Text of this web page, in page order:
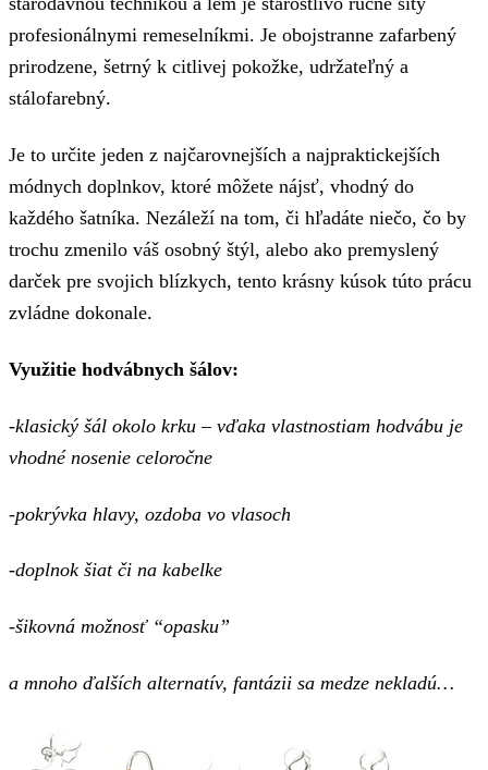
profesionálnymi remeselníkmi. Je obojstranne zafarbený
prirodzene, šetrný k citlivej pokožke, udržateľný a
stálofarebný.
Je to určite jeden z najčarovnejších a najpraktickejších
módnych doplnkov, ktoré môžete nájsť, vhodný do
každého šatníka. Nezáleží na tom, či hľadáte niečo, čo by
trochu zmenilo váš osobný štýl, alebo ako premyslený
darček pre svojich blízkych, tento krásny kúsok túto prácu
zvládne dokonale.
Využitie hodvábnych šálov:
-klasický šál okolo krku – vďaka vlastnostiam hodvábu je
vhodné nosenie celoročne
-pokrývka hlavy, ozdoba vo vlasoch
-doplnok šiat či na kabelke
-šikovná možnosť “opasku”
a mnoho ďalších alternatív, fantázii sa medze nekladú…